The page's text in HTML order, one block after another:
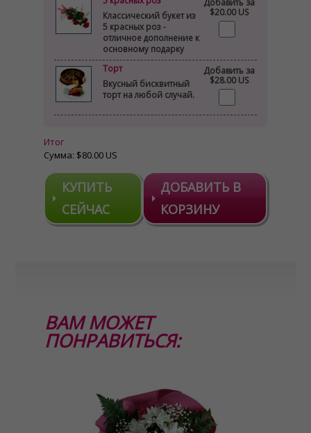
Добавить за
$20.00 US
Классический букет из
5 красных роз -
отличное дополнение к
основному подарку
Добавить за
$28.00 US
Торт
Вкусный бисквитный
торт на любой случай.
Итог
Сумма: $80.00 US
КУПИТЬ
СЕЙЧАС
ДОБАВИТЬ В
КОРЗИНУ
ВАМ МОЖЕТ
ПОНРАВИТЬСЯ: